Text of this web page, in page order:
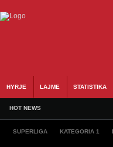
HYRJE LAJME STATISTIKA
HOT NEWS
SUPERLIGA KATEGORIA 1